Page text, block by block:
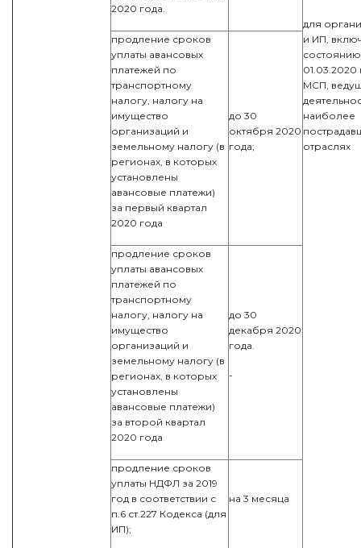
для
и ИП,
01.03.2020
МСП,
наиболее
отраслях
2020 года.
продление сроков
уплаты авансовых
платежей по
транспортному
налогу, налогу на
имущество
организаций и
земельному налогу (в
регионах, в которых
установлены
авансовые платежи)
за первый квартал
2020 года
до 30
октября 2020
года;
продление сроков
уплаты авансовых
платежей по
транспортному
налогу, налогу на
имущество
организаций и
земельному налогу (в
регионах, в которых
установлены
авансовые платежи)
за второй квартал
2020 года
до 30
декабря 2020
года.
-
продление сроков
уплаты НДФЛ за 2019
год в соответствии с
п.6 ст.227 Кодекса (для
ИП);
на 3 месяца